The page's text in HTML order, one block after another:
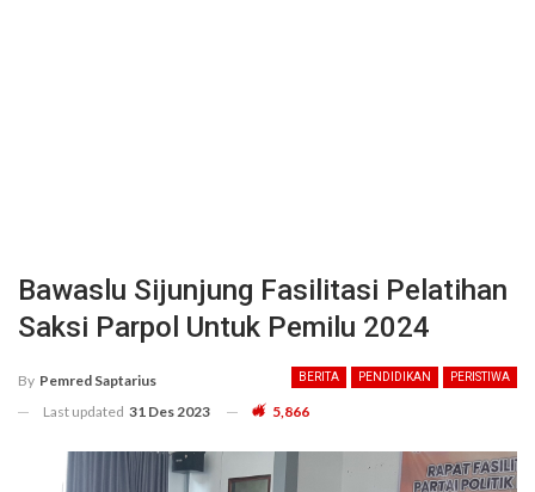
Bawaslu Sijunjung Fasilitasi Pelatihan
Saksi Parpol Untuk Pemilu 2024
BERITA PENDIDIKAN PERISTIWA
By Pemred Saptarius
Last updated 31 Des 2023 5,866